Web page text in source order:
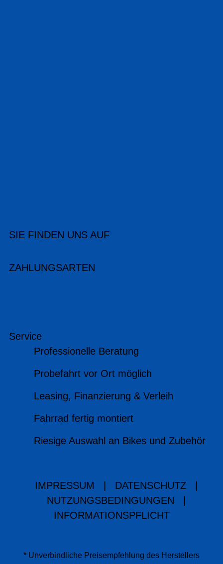
SIE FINDEN UNS AUF
ZAHLUNGSARTEN
Service
Professionelle Beratung
Probefahrt vor Ort möglich
Leasing, Finanzierung & Verleih
Fahrrad fertig montiert
Riesige Auswahl an Bikes und Zubehör
IMPRESSUM DATENSCHUTZ
NUTZUNGSBEDINGUNGEN
INFORMATIONSPFLICHT
* Unverbindliche Preisempfehlung des Herstellers